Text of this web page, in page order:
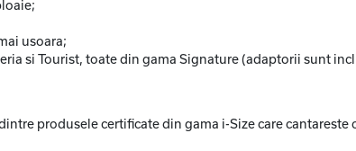
usoara;
si Tourist, toate din gama Signature (adaptorii sunt
produsele certificate din gama i-Size care